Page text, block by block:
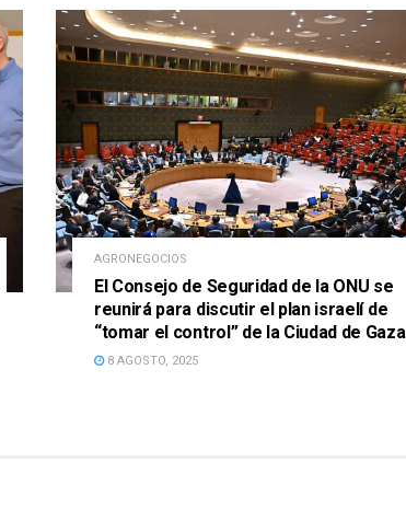
AGRONEGOCIOS
El Consejo de Seguridad de la ONU se
reunirá para discutir el plan israelí de
“tomar el control” de la Ciudad de Gaza
8 AGOSTO, 2025